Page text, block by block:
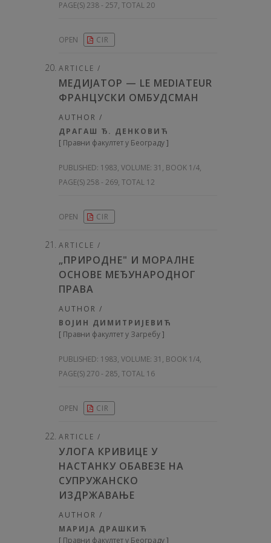
PAGE(S) 238 - 257, TOTAL 20
OPEN CIR
ARTICLE /
МЕДИЈАТОР — LE MEDIATEUR
ФРАНЦУСКИ ОМБУДСМАН
AUTHOR /
ДРАГАШ Ђ. ДЕНКОВИЋ
[ Правни факултет у Београду]
PUBLISHED: 1983, VOLUME: 31 , BOOK 1/4,
PAGE(S) 258 - 269, TOTAL 12
OPEN CIR
ARTICLE /
„ПРИРОДНЕ" И МОРАЛНЕ
ОСНОВЕ МЕЂУНАРОДНОГ
ПРАВА
AUTHOR /
ВОЈИН ДИМИТРИЈЕВИЋ
[ Правни факултет у Загребу]
PUBLISHED: 1983, VOLUME: 31 , BOOK 1/4,
PAGE(S) 270 - 285, TOTAL 16
OPEN CIR
ARTICLE /
УЛОГА КРИВИЦЕ У
НАСТАНКУ ОБАВЕЗЕ НА
СУПРУЖАНСКО
ИЗДРЖАВАЊЕ
AUTHOR /
МАРИЈА ДРАШКИЋ
[ Правни факултет у Београду]